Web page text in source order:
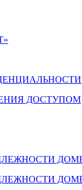
ДОСТУПОМ